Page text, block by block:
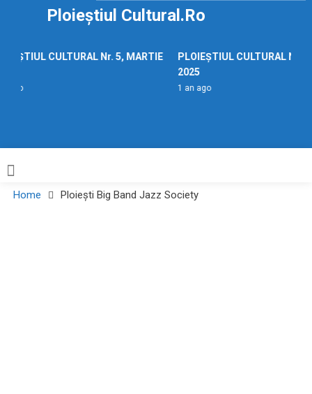
Ploieștiul Cultural.ro
CULTURAL Nr. 5, MARTIE
ago
PLOIEȘTIUL CULTURAL Nr.
2025
1 an ago
Home Ploiești Big Band Jazz Society